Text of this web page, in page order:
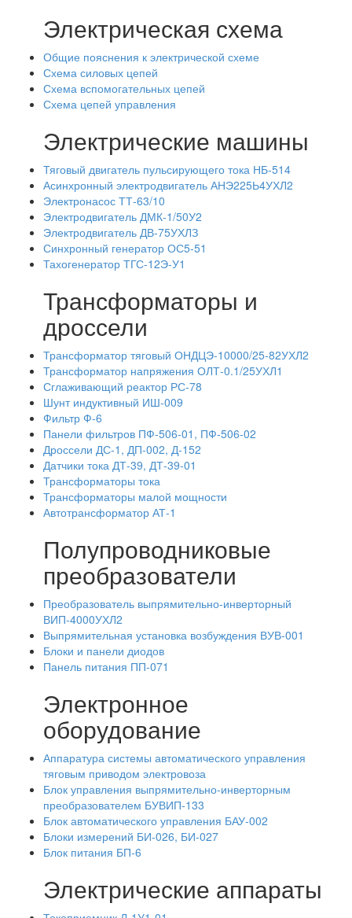
Электрическая схема
Общие пояснения к электрической схеме
Схема силовых цепей
Схема вспомогательных цепей
Схема цепей управления
Электрические машины
Тяговый двигатель пульсирующего тока НБ-514
Асинхронный электродвигатель АНЭ225Ь4УХЛ2
Электронасос ТТ-63/10
Электродвигатель ДМК-1/50У2
Электродвигатель ДВ-75УХЛЗ
Синхронный генератор ОС5-51
Тахогенератор ТГС-12Э-У1
Трансформаторы и
дроссели
Трансформатор тяговый ОНДЦЭ-10000/25-82УХЛ2
Трансформатор напряжения ОЛТ-0.1/25УХЛ1
Сглаживающий реактор РС-78
Шунт индуктивный ИШ-009
Фильтр Ф-6
Панели фильтров ПФ-506-01, ПФ-506-02
Дроссели ДС-1, ДП-002, Д-152
Датчики тока ДТ-39, ДТ-39-01
Трансформаторы тока
Трансформаторы малой мощности
Автотрансформатор АТ-1
Полупроводниковые
преобразователи
Преобразователь выпрямительно-инверторный
ВИП-4000УХЛ2
Выпрямительная установка возбуждения ВУВ-001
Блоки и панели диодов
Панель питания ПП-071
Электронное
оборудование
Аппаратура системы автоматического управления
тяговым приводом электровоза
Блок управления выпрямительно-инверторным
преобразователем БУВИП-133
Блок автоматического управления БАУ-002
Блоки измерений БИ-026, БИ-027
Блок питания БП-6
Электрические аппараты